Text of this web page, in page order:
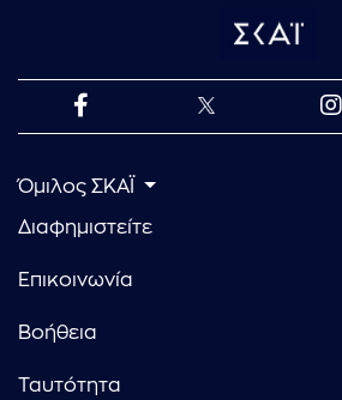
Όμιλος ΣΚΑΪ
Διαφημιστείτε
Επικοινωνία
Βοήθεια
Ταυτότητα